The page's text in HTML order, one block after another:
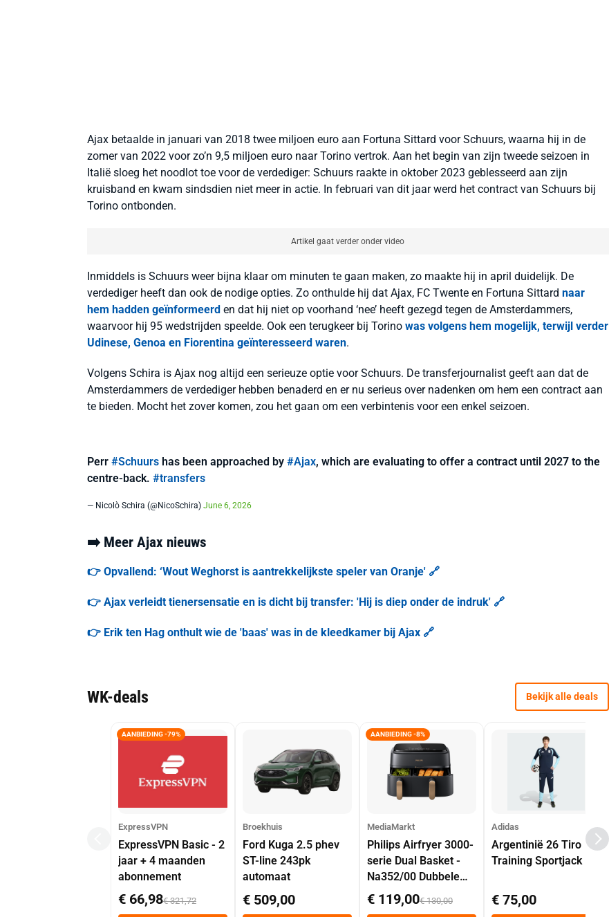
Ajax betaalde in januari van 2018 twee miljoen euro aan Fortuna Sittard voor Schuurs, waarna hij in de
zomer van 2022 voor zo’n 9,5 miljoen euro naar Torino vertrok. Aan het begin van zijn tweede seizoen in
Italië sloeg het noodlot toe voor de verdediger: Schuurs raakte in oktober 2023 geblesseerd aan zijn
kruisband en kwam sindsdien niet meer in actie. In februari van dit jaar werd het contract van Schuurs bij
Torino ontbonden.
Artikel gaat verder onder video
Inmiddels is Schuurs weer bijna klaar om minuten te gaan maken, zo maakte hij in april duidelijk. De
verdediger heeft dan ook de nodige opties. Zo onthulde hij dat Ajax, FC Twente en Fortuna Sittard naar
hem hadden geïnformeerd en dat hij niet op voorhand ‘nee’ heeft gezegd tegen de Amsterdammers,
waarvoor hij 95 wedstrijden speelde. Ook een terugkeer bij Torino was volgens hem mogelijk, terwijl verder
Udinese, Genoa en Fiorentina geïnteresseerd waren.
Volgens Schira is Ajax nog altijd een serieuze optie voor Schuurs. De transferjournalist geeft aan dat de
Amsterdammers de verdediger hebben benaderd en er nu serieus over nadenken om hem een contract aan
te bieden. Mocht het zover komen, zou het gaan om een verbintenis voor een enkel seizoen.
Perr #Schuurs has been approached by #Ajax, which are evaluating to offer a contract until 2027 to the
centre-back. #transfers
— Nicolò Schira (@NicoSchira) June 6, 2026
➡️ Meer Ajax nieuws
👉 Opvallend: ‘Wout Weghorst is aantrekkelijkste speler van Oranje' 🔗
👉 Ajax verleidt tienersensatie en is dicht bij transfer: 'Hij is diep onder de indruk' 🔗
👉 Erik ten Hag onthult wie de 'baas' was in de kleedkamer bij Ajax 🔗
WK-deals Bekijk alle deals
AANBIEDING -79%
ExpressVPN
ExpressVPN Basic - 2
jaar + 4 maanden
abonnement
€ 66,98€ 321,72
Broekhuis
Ford Kuga 2.5 phev
ST-line 243pk
automaat
€ 509,00
AANBIEDING -8%
MediaMarkt
Philips Airfryer 3000-
serie Dual Basket -
Na352/00 Dubbele
Mand 9 L Tot 6
Personen
€ 119,00€ 130,00
Adidas
Argentinië 26 Tiro
Training Sportjack
€ 75,00